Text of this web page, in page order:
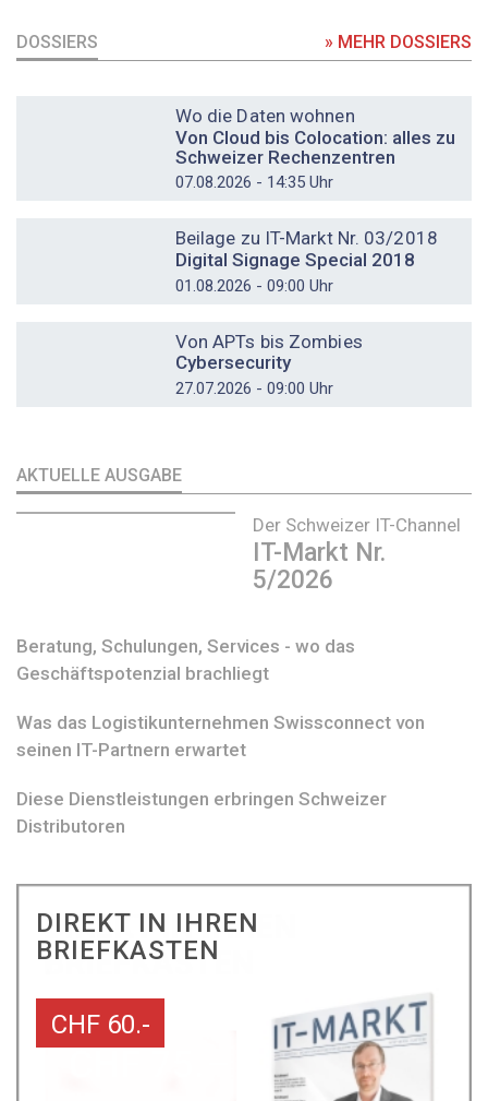
DOSSIERS » MEHR DOSSIERS
Wo die Daten wohnen
Von Cloud bis Colocation: alles zu
Schweizer Rechenzentren
07.08.2026 - 14:35 Uhr
Beilage zu IT-Markt Nr. 03/2018
Digital Signage Special 2018
01.08.2026 - 09:00 Uhr
Von APTs bis Zombies
Cybersecurity
27.07.2026 - 09:00 Uhr
AKTUELLE AUSGABE
Der Schweizer IT-Channel
IT-Markt Nr.
5/2026
Beratung, Schulungen, Services - wo das
Geschäftspotenzial brachliegt
Was das Logistikunternehmen Swissconnect von
seinen IT-Partnern erwartet
Diese Dienstleistungen erbringen Schweizer
Distributoren
DIREKT IN IHREN
BRIEFKASTEN
CHF 60.-